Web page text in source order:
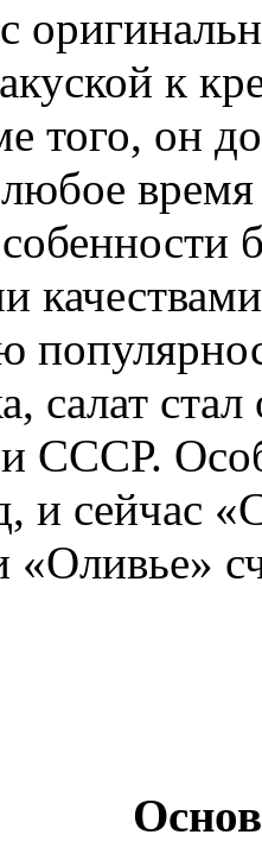
к
того, он
салат
СССР.
и сейчас